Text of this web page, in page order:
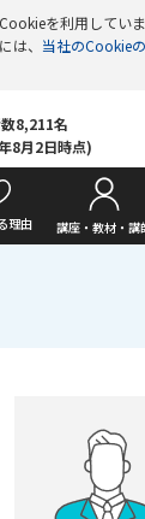
を利用してい
は、 当社のCookie
8,211名
8月2日時点)
理由 講座・教材・講